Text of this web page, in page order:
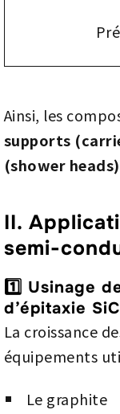
Ainsi, les
supports
(shower heads)
II.
semi-
1️⃣ Usinage
d’épitaxie SiC
La croissance
équipements
Le graphite